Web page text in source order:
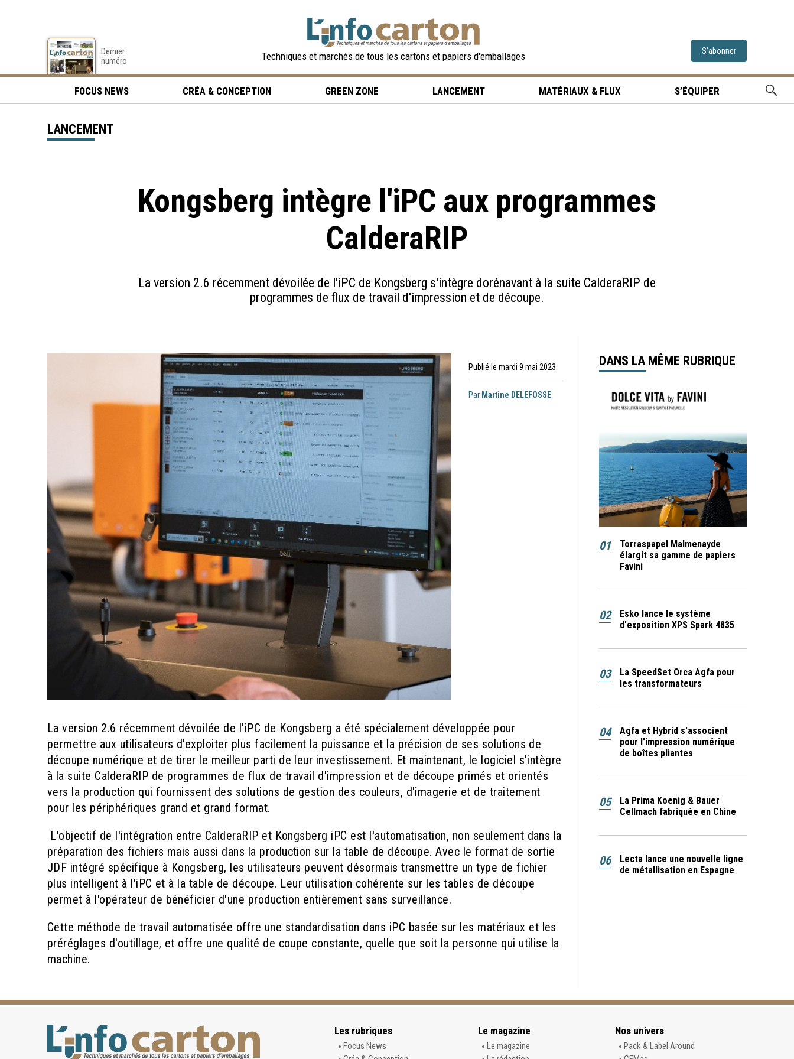
Dernier
numéro
Techniques et marchés de tous les cartons et papiers d'emballages S'abonner
FOCUS NEWS CRÉA & CONCEPTION GREEN ZONE LANCEMENT MATÉRIAUX & FLUX S’ÉQUIPER
Kongsberg intègre l'iPC aux programmes
CalderaRIP
La version 2.6 récemment dévoilée de l'iPC de Kongsberg s'intègre dorénavant à la suite CalderaRIP de
programmes de flux de travail d'impression et de découpe.
LANCEMENT
Publié le mardi 9 mai 2023
Par Martine DELEFOSSE
La version 2.6 récemment dévoilée de l'iPC de Kongsberg a été spécialement développée pour
permettre aux utilisateurs d'exploiter plus facilement la puissance et la précision de ses solutions de
découpe numérique et de tirer le meilleur parti de leur investissement. Et maintenant, le logiciel s'intègre
à la suite CalderaRIP de programmes de flux de travail d'impression et de découpe primés et orientés
vers la production qui fournissent des solutions de gestion des couleurs, d'imagerie et de traitement
pour les périphériques grand et grand format.
L'objectif de l'intégration entre CalderaRIP et Kongsberg iPC est l'automatisation, non seulement dans la
préparation des fichiers mais aussi dans la production sur la table de découpe.Avec le format de sortie
JDF intégré spécifique à Kongsberg, les utilisateurs peuvent désormais transmettre un type de fichier
plus intelligent à l'iPC et à la table de découpe. Leur utilisation cohérente sur les tables de découpe
permet à l'opérateur de bénéficier d'une production entièrement sans surveillance.
Cette méthode de travail automatisée offre une standardisation dans iPC basée sur les matériaux et les
préréglages d'outillage, et offre une qualité de coupe constante, quelle que soit la personne qui utilise la
machine.
DANS LA MÊME RUBRIQUE
01
Torraspapel Malmenayde
élargit sa gamme de papiers
Favini
02
Esko lance le système
d'exposition XPS Spark 4835
03
La SpeedSet Orca Agfa pour
les transformateurs
04
Agfa et Hybrid s'associent
pour l'impression numérique
de boîtes pliantes
05
La Prima Koenig & Bauer
Cellmach fabriquée en Chine
06
Lecta lance une nouvelle ligne
de métallisation en Espagne
Les rubriques
Focus News
Le magazine
Le magazine
Nos univers
Pack & Label Around